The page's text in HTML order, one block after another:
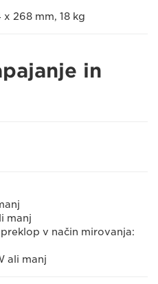
x 268 mm, 18 kg
in
manj
v način mirovanja:
ali manj